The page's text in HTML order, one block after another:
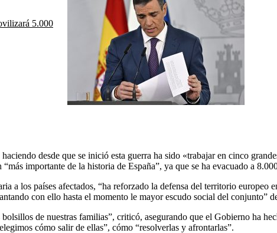
5.000
desde que se inició esta guerra ha sido «trabajar en cinco
importante de la historia de España”, ya que se ha evacuado a
a los países afectados, “ha reforzado la defensa del territorio europeo
con ello hasta el momento le mayor escudo social del conjunto”
de nuestras familias”, criticó, asegurando que el Gobierno ha
cómo salir de ellas”, cómo “resolverlas y afrontarlas”.